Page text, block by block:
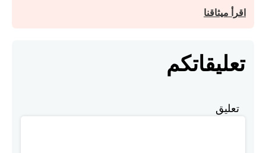
اقرأ ميثاقنا
تعليقاتكم
تعليق